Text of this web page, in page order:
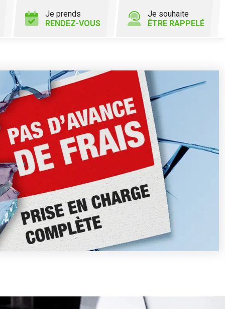
Je prends
RENDEZ-VOUS
Je souhaite
ÊTRE RAPPELÉ